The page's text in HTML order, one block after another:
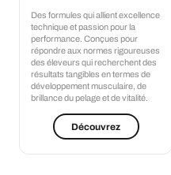
Des formules qui allient excellence
technique et passion pour la
performance. Conçues pour
répondre aux normes rigoureuses
des éleveurs qui recherchent des
résultats tangibles en termes de
développement musculaire, de
brillance du pelage et de vitalité.
Découvrez